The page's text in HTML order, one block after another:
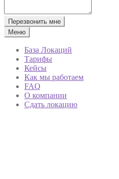
Перезвонить мне
Меню
База Локаций
Тарифы
Кейсы
Как мы работаем
FAQ
О компании
Сдать локацию